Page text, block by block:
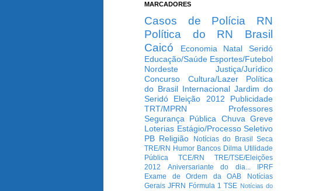
MARCADORES
Casos de Polícia
RN
Política do RN
Brasil
Caicó
Economia Natal
Seridó
Educação/Saúde Esportes/Futebol
Nordeste
Justiça/Jurídico
Concurso
Cultura/Lazer
Política
do Brasil Internacional Jardim do
Seridó
Eleição 2012
Publicidade
TRT/MPRN
Professores
Segurança Pública Chuva Greve
Loterias Estágio/Processo Seletivo
PB Religião Notícias do Brasil
Seca
TRE/RN Humor Bancos Dilma Utilidade
Pública
TCE/RN
TRE/TSE/Eleições
2012
Aniversariante do dia...
IPRF
Exame de Ordem da OAB
Notícias
Gerais JFRN Fórmula 1 TSE Notícias do